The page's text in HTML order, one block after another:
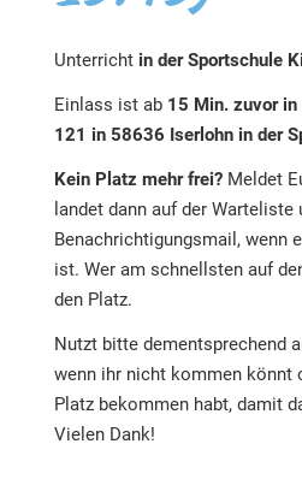
Unterricht in der Sportschule
Einlass ist ab 15 Min. zuvor in
121 in 58636 Iserlohn in der
Kein Platz mehr frei? Meldet
landet dann auf der
Benachrichtigungsmail, wenn
ist. Wer am schnellsten auf
den Platz.
Nutzt bitte dementsprechend
wenn ihr nicht kommen könnt
Platz bekommen habt, damit
Vielen Dank!